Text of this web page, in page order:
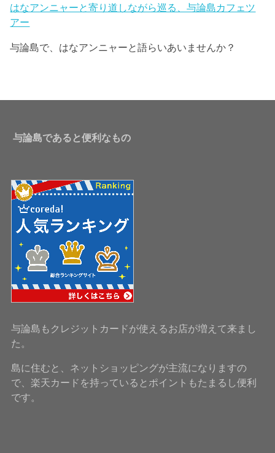
はなアンニャーと寄り道しながら巡る、与論島カフェツ
アー
与論島で、はなアンニャーと語らいあいませんか？
与論島であると便利なもの
与論島もクレジットカードが使えるお店が増えて来まし
た。
島に住むと、ネットショッピングが主流になりますの
で、楽天カードを持っているとポイントもたまるし便利
です。